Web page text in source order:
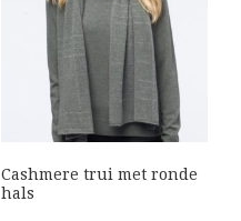
Cashmere trui met ronde
hals